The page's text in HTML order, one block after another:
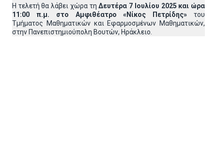
Η τελετή θα λάβει χώρα τη Δευτέρα 7 Ιουλίου 2025 και ώρα
11:00 π.μ. στο Αμφιθέατρο «Νίκος Πετρίδης» του
Τμήματος Μαθηματικών και Εφαρμοσμένων Μαθηματικών,
στην Πανεπιστημιούπολη Βουτών, Ηράκλειο.